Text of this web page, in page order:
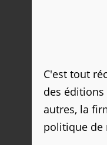
C'est tout
des
autres, la
politique de